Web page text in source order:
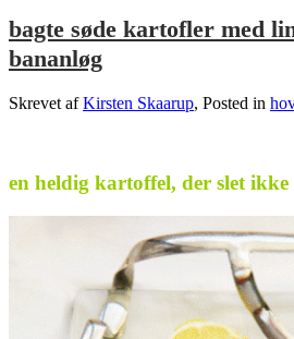
bagte søde kartofler med
bananløg
Skrevet afKirsten Skaarup, Posted in
en heldig kartoffel, der slet